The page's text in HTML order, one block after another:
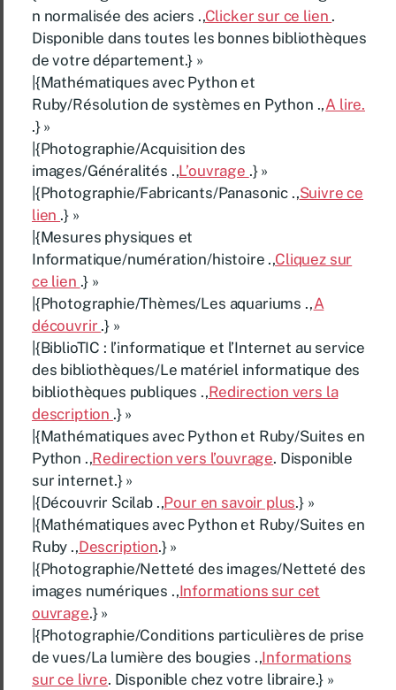
n normalisée des aciers .,Clicker sur ce lien .
Disponible dans toutes les bonnes bibliothèques
de votre département.} »
|{Mathématiques avec Python et
Ruby/Résolution de systèmes en Python .,A lire.
.} »
|{Photographie/Acquisition des
images/Généralités .,L’ouvrage .} »
|{Photographie/Fabricants/Panasonic .,Suivre ce
lien .} »
|{Mesures physiques et
Informatique/numération/histoire .,Cliquez sur
ce lien .} »
|{Photographie/Thèmes/Les aquariums .,A
découvrir .} »
|{BiblioTIC : l’informatique et l’Internet au service
des bibliothèques/Le matériel informatique des
bibliothèques publiques .,Redirection vers la
description .} »
|{Mathématiques avec Python et Ruby/Suites en
Python .,Redirection vers l’ouvrage. Disponible
sur internet.} »
|{Découvrir Scilab .,Pour en savoir plus.} »
|{Mathématiques avec Python et Ruby/Suites en
Ruby .,Description.} »
|{Photographie/Netteté des images/Netteté des
images numériques .,Informations sur cet
ouvrage.} »
|{Photographie/Conditions particulières de prise
de vues/La lumière des bougies .,Informations
sur ce livre. Disponible chez votre libraire.} »